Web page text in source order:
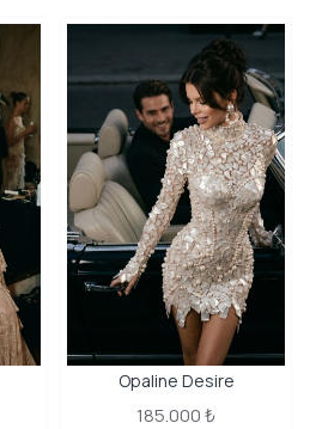
Opaline Desire
185.000 ₺